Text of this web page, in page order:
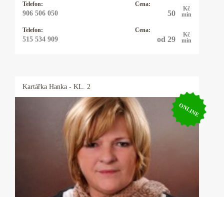
Telefon:
906 506 050
Cena:
50
Kč
min
Telefon:
515 534 909
Cena:
od 29
Kč
min
Kartářka Hanka - KL. 2
ONLINE
Kartářka Hanka
Profesionální výklad karet, autorské výklady,
rozbor osobnosti a partnerských vztahů podle
data narození. Pomůžu vám uvědomit si svůj